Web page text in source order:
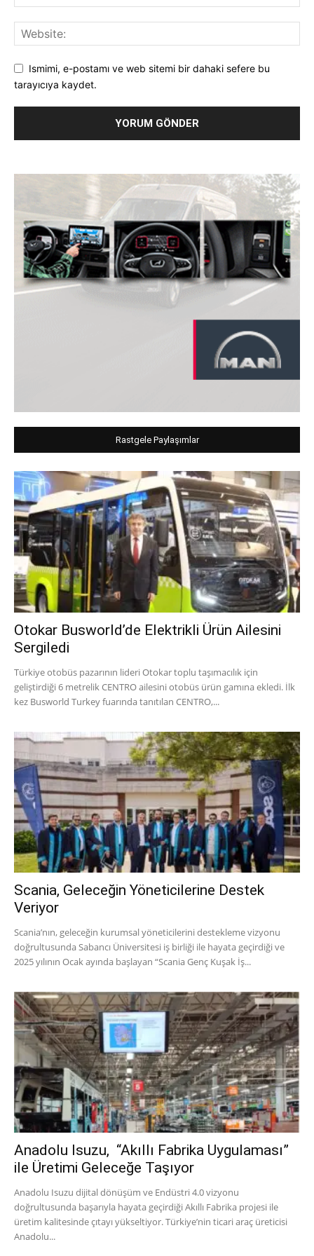
Ismimi, e-postamı ve web sitemi bir dahaki sefere bu
tarayıcıya kaydet.
Rastgele Paylaşımlar
Otokar Busworld’de Elektrikli Ürün Ailesini
Sergiledi
Türkiye otobüs pazarının lideri Otokar toplu taşımacılık için
geliştirdiği 6 metrelik CENTRO ailesini otobüs ürün gamına ekledi. İlk
kez Busworld Turkey fuarında tanıtılan CENTRO,...
Scania, Geleceğin Yöneticilerine Destek
Veriyor
Scania’nın, geleceğin kurumsal yöneticilerini destekleme vizyonu
doğrultusunda Sabancı Üniversitesi iş birliği ile hayata geçirdiği ve
2025 yılının Ocak ayında başlayan “Scania Genç Kuşak İş...
Anadolu Isuzu, “Akıllı Fabrika Uygulaması”
ile Üretimi Geleceğe Taşıyor
Anadolu Isuzu dijital dönüşüm ve Endüstri 4.0 vizyonu
doğrultusunda başarıyla hayata geçirdiği Akıllı Fabrika projesi ile
üretim kalitesinde çıtayı yükseltiyor. Türkiye’nin ticari araç üreticisi
Anadolu...